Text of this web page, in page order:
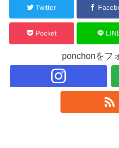
Twitter
Pocket
ponchonをフ